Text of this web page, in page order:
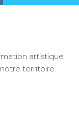
artistique
territoire.